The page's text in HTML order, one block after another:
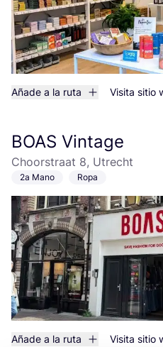
Añade a la ruta Visita sitio
BOAS Vintage
Choorstraat 8, Utrecht
2a Mano Ropa
Añade a la ruta Visita sitio